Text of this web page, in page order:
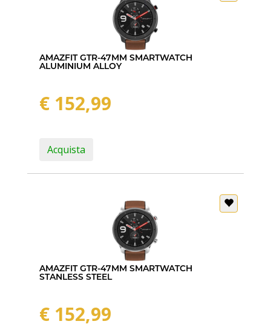
AMAZFIT GTR-47MM SMARTWATCH
ALUMINIUM ALLOY
€ 152,99
Acquista
AMAZFIT GTR-47MM SMARTWATCH
STANLESS STEEL
€ 152,99